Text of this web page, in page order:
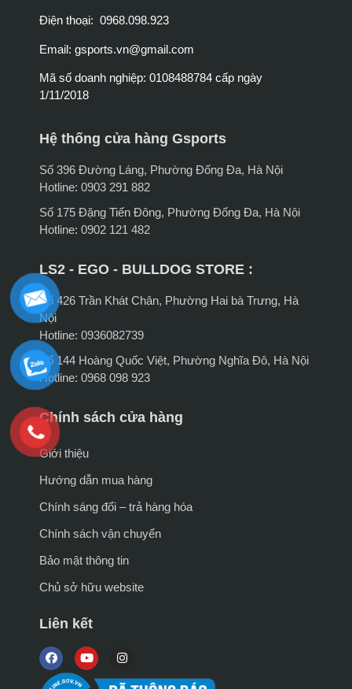
Điện thoại: 0968.098.923
Email: gsports.vn@gmail.com
Mã số doanh nghiệp: 0108488784 cấp ngày
1/11/2018
Hệ thống cửa hàng Gsports
Số 396 Đường Láng, Phường Đống Đa, Hà Nội
Hotline: 0903 291 882
Số 175 Đặng Tiến Đông, Phường Đống Đa, Hà Nội
Hotline: 0902 121 482
LS2 - EGO - BULLDOG STORE :
Số 426 Trần Khát Chân, Phường Hai bà Trưng, Hà
Nội
Hotline: 0936082739
Số 144 Hoàng Quốc Việt, Phường Nghĩa Đô, Hà Nội
Hotline: 0968 098 923
Chính sách cửa hàng
Giới thiệu
Hướng dẫn mua hàng
Chính sáng đổi – trả hàng hóa
Chính sách vận chuyển
Bảo mật thông tin
Chủ sở hữu website
Liên kết